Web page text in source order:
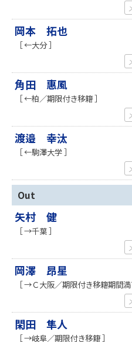
岡本 拓也
［ ←大分 ］
角田 惠風
［ ←柏／期限付き移籍 ］
渡邉 幸汰
［ ←駒澤大学 ］
Out
矢村 健
［ →千葉 ］
岡澤 昂星
［ →Ｃ大阪／期限付き移籍期間満
閑田 隼人
［ →岐阜／期限付き移籍 ］